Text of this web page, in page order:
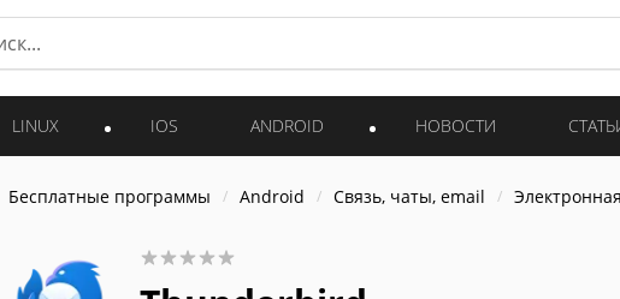
LINUX IOS ANDROID НОВОСТИ
Бесплатные программы Android Связь, чаты, email